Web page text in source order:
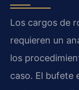
Los cargos de
requieren un
los
caso. El bufete